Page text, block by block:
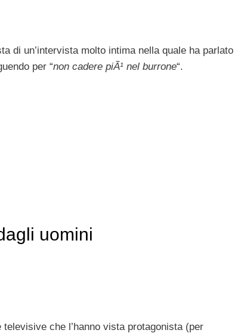
di un’intervista molto intima nella quale ha parlato
per “non cadere piÃ¹ nel burrone“.
uomini
che l’hanno vista protagonista (per